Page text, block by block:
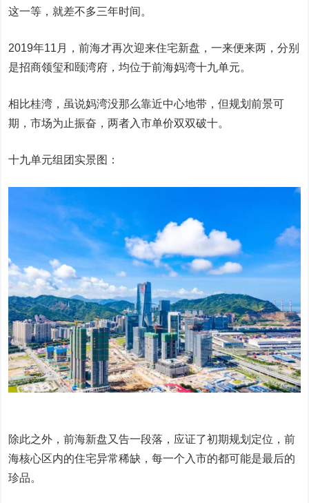
这一等，就差不多三年时间。
2019年11月，前海才再次迎来住宅新盘，一来便来两，分别
是招商领玺和颐湾府，均位于前海妈湾十九单元。
相比桂湾，虽说妈湾没那么靠近中心地带，但规划前景可
期，市场为止振奋，两者入市单价双双破十。
十九单元组团实景图：
除此之外，前海新盘又告一段落，应证了初期规划定位，前
海核心区内的住宅异常稀缺，每一个入市的都可能是最后的
珍品。